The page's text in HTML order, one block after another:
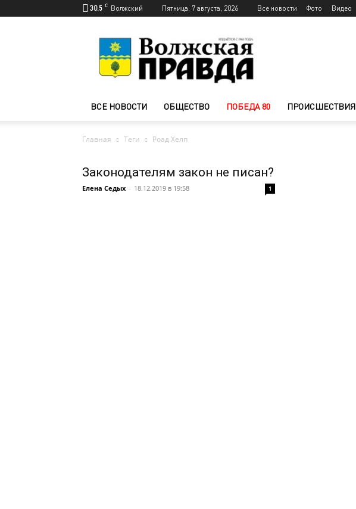
30.5 C Волжский Пятница, 7 августа, 2026 Все новости Фото Видео
Волжского
—
Волжская
ВСЕ НОВОСТИ ОБЩЕСТВО ПОБЕДА 80 ПРОИСШЕСТВИЯ
Главная Теги Роад Хелп
Законодателям закон не писан?
Елена Седых - 18.12.2019 в 19:58 1